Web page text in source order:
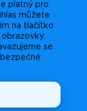
platný pro
můžete
na tlačítko
obrazovky.
se